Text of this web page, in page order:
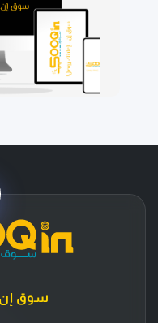
🚚
سوق